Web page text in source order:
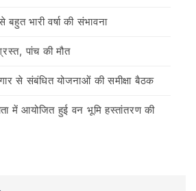
भारी वर्षा की संभावना
पांच की मौत
से संबंधित योजनाओं की समीक्षा बैठक
में आयोजित हुई वन भूमि हस्तांतरण की